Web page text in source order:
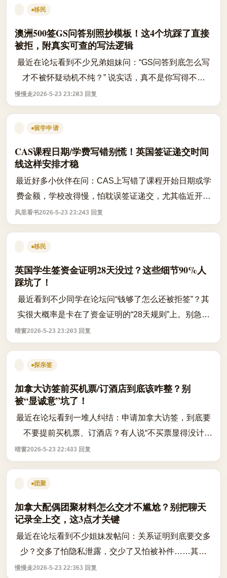
移民
澳洲500签GS问答别照抄模板！这4个坑踩了直接
被拒，附真实可查的写法逻辑
最近在论坛看到不少兄弟姐妹问：“GS问答到底怎么写
才不被怀疑动机不纯？” 说实话，真不是你写得不够
好，而是很多人一上来就套模板，结果像中介代写的，
反而让签证官觉得“这人根本不像学生，...
慢慢走2026-5-23 23:283 回复
留学申请
CAS课程日期/学费写错别慌！英国签证递交时间
线这样安排才稳
最近好多小伙伴在问：CAS上写错了课程开始日期或学
费金额，学校改得慢，怕耽误签证递交，尤其临近开学
季，真的挺焦虑的。别急，咱把规则捋清楚，其实有缓
冲空间。 先说关键事实： ✅ 英国签证允...
风里看书2026-5-23 23:243 回复
移民
英国学生签资金证明28天没过？这些细节90%人
踩坑了！
最近看到不少同学在论坛问“钱够了怎么还被拒签”？其
实很大概率是卡在了资金证明的“28天规则”上。别急着
骂银行，真不是你钱不够，是时间、格式、名字对不
上，直接被系统筛掉。 根据英国移民...
晴窗2026-5-23 23:203 回复
探亲签
加拿大访签前买机票/订酒店到底该咋整？别
被“显诚意”坑了！
最近在论坛看到一堆人纠结：申请加拿大访签，到底要
不要提前买机票、订酒店？有人说“不买票显得没计
划”，也有人说“被拒了机票钱全打水漂”——到底听谁
的？ 咱不整虚的，直接上官方口径和常...
晴窗2026-5-23 22:433 回复
团聚
加拿大配偶团聚材料怎么交才不尴尬？别把聊天
记录全上交，这3点才关键
最近在论坛看到不少姐妹发帖问：关系证明到底要交多
少？交多了怕隐私泄露，交少了又怕被补件……其实
IRCC真正在看的，不是“你聊了多久”，而是“你们的关
慢慢走2026-5-23 22:353 回复